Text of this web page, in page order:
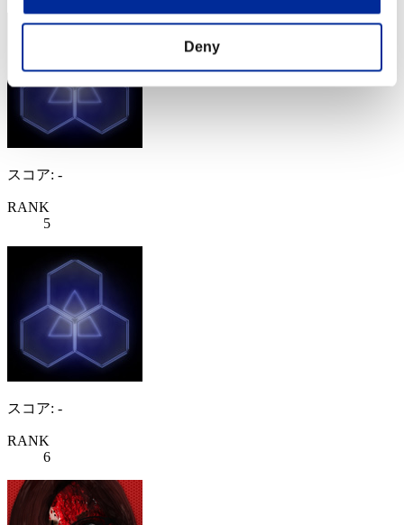
Deny
スコア: -
RANK
5
スコア: -
RANK
6